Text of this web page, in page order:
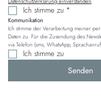
Ich stimme zu *
Kommunikation
Ich stimme der Verarbeitung meiner
Daten zu. Für die Zusendung des
via Telefon (sms, WhatsApp,
Ich stimme zu
Senden